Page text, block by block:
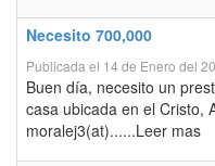
Necesito 700,000
Publicada el 14 de Enero del
Buen día, necesito un
casa ubicada en el Cristo,
moralej3(at)......Leer mas